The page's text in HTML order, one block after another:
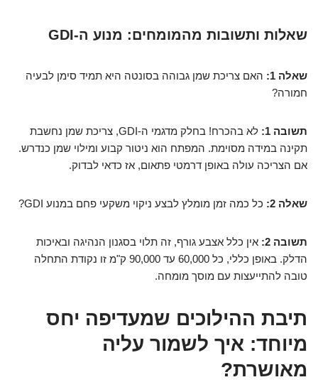
שאלות ותשובות מהמומחים: מנוע ה-GDI
שאלה 1:
האם צריכת שמן גבוהה בסונטה היא תמיד סימן לבעיה
חמורה?
תשובה 1:
לא בהכרח! בחלק מדגמי ה-GDI, צריכת שמן נחשבת
תקינה במידה מסוימת. המפתח הוא ניטור קבוע ומילוי שמן כנדרש.
אם הצריכה עולה באופן דרמטי פתאום, אז כדאי לבדוק.
שאלה 2: כל כמה זמן מומלץ לבצע ניקוי משקעי פחם במנוע GDI?
תשובה 2:
אין כלל אצבע גורף, זה תלוי בסגנון הנהיגה ובאיכות
הדלק. באופן כללי, כל 60,000 עד 90,000 ק"מ זו נקודת התחלה
טובה להתייעצות עם מוסך מומחה.
תיבת ההילוכים שמעדיפה יחס
מיוחד: איך לשמור עליה
מאושרת?